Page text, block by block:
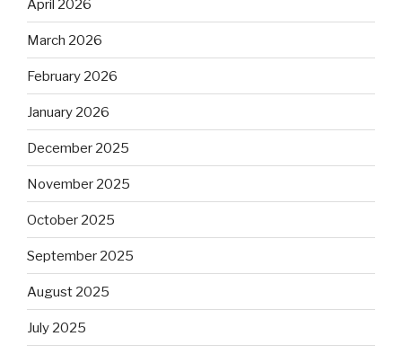
April 2026
March 2026
February 2026
January 2026
December 2025
November 2025
October 2025
September 2025
August 2025
July 2025